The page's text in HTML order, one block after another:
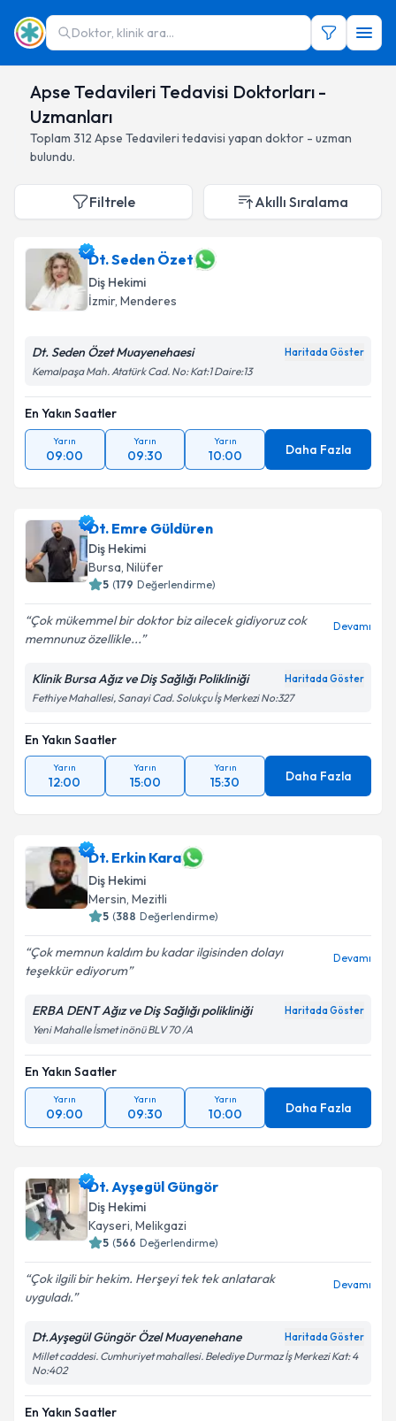
Doktor, klinik ara...
Apse Tedavileri Tedavisi Doktorları -
Uzmanları
Toplam 312 Apse Tedavileri tedavisi yapan doktor - uzman
bulundu.
Filtrele Akıllı Sıralama
Dt. Seden Özet
Diş Hekimi
İzmir, Menderes
Dt. Seden Özet Muayenehaesi Haritada Göster
Kemalpaşa Mah. Atatürk Cad. No: Kat:1 Daire:13
En Yakın Saatler
Yarın
09:00
Yarın
09:30
Yarın
10:00 Daha Fazla
Dt. Emre Güldüren
Diş Hekimi
Bursa, Nilüfer
5 (179 Değerlendirme)
Çok mükemmel bir doktor biz ailecek gidiyoruz cok
memnunuz özellikle...
Devamı
Klinik Bursa Ağız ve Diş Sağlığı Polikliniği Haritada Göster
Fethiye Mahallesi, Sanayi Cad. Solukçu İş Merkezi No:327
En Yakın Saatler
Yarın
12:00
Yarın
15:00
Yarın
15:30 Daha Fazla
Dt. Erkin Kara
Diş Hekimi
Mersin, Mezitli
5 (388 Değerlendirme)
Çok memnun kaldım bu kadar ilgisinden dolayı
teşekkür ediyorum
Devamı
ERBA DENT Ağız ve Diş Sağlığı polikliniği Haritada Göster
Yeni Mahalle İsmet inönü BLV 70 /A
En Yakın Saatler
Yarın
09:00
Yarın
09:30
Yarın
10:00 Daha Fazla
Dt. Ayşegül Güngör
Diş Hekimi
Kayseri, Melikgazi
5 (566 Değerlendirme)
Çok ilgili bir hekim. Herşeyi tek tek anlatarak
uyguladı.
Devamı
Dt.Ayşegül Güngör Özel Muayenehane Haritada Göster
Millet caddesi. Cumhuriyet mahallesi. Belediye Durmaz İş Merkezi Kat: 4
No:402
En Yakın Saatler